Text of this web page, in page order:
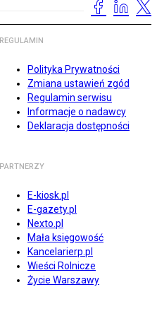
REGULAMIN
Polityka Prywatności
Zmiana ustawień zgód
Regulamin serwisu
Informacje o nadawcy
Deklaracja dostępności
PARTNERZY
E-kiosk.pl
E-gazety.pl
Nexto.pl
Mała księgowość
Kancelarierp.pl
Wieści Rolnicze
Życie Warszawy